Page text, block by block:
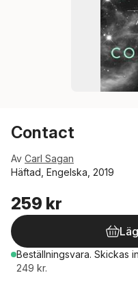
Contact
Av Carl Sagan
Häftad, Engelska, 2019
259 kr
Beställningsvara. Skickas
249 kr.